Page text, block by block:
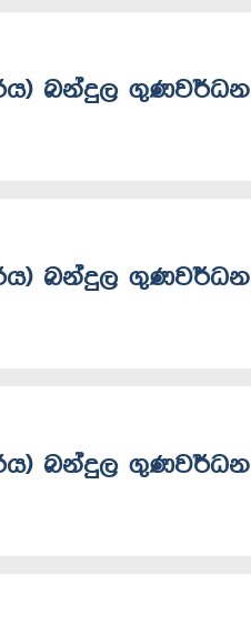
බන්දුල
බන්දුල
බන්දුල